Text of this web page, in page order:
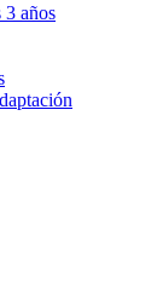
3 años